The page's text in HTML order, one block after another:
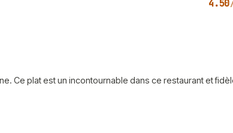
4.50
Ce plat est un incontournable dans ce restaurant et